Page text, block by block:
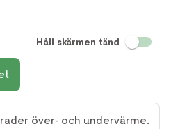
Håll skärmen tänd
över- och undervärme.